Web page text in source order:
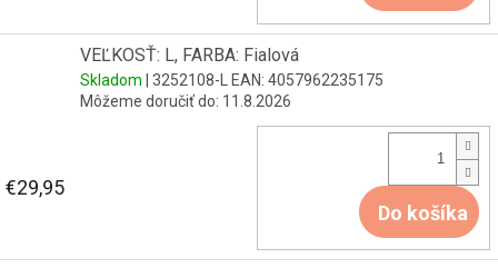
VEĽKOSŤ: L, FARBA: Fialová
Skladom | 3252108-L EAN: 4057962235175
Môžeme doručiť do: 11.8.2026
€29,95
Do košíka